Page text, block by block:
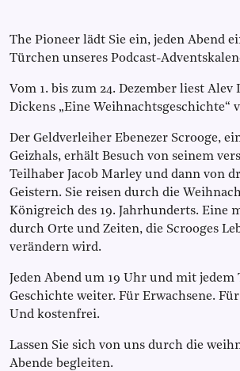
The Pioneer lädt Sie ein, jeden Abend
Türchen unseres Podcast-
Vom 1. bis zum 24. Dezember liest Alev
Dickens „Eine Weihnachtsgeschichte“
Der Geldverleiher Ebenezer Scrooge,
Geizhals, erhält Besuch von seinem
Teilhaber Jacob Marley und dann von
Geistern. Sie reisen durch die
Königreich des 19. Jahrhunderts. Eine
durch Orte und Zeiten, die Scrooges
verändern wird.
Jeden Abend um 19 Uhr und mit jedem
Geschichte weiter. Für Erwachsene.
Und kostenfrei.
Lassen Sie sich von uns durch die
Abende begleiten.